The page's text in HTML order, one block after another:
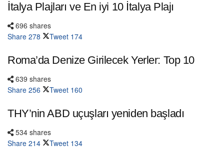
İtalya Plajları ve En iyi 10 İtalya Plajı
696 shares
Share 278 Tweet 174
Roma’da Denize Girilecek Yerler: Top 10
639 shares
Share 256 Tweet 160
THY’nin ABD uçuşları yeniden başladı
534 shares
Share 214 Tweet 134